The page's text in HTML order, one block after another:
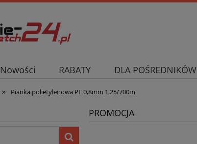
Nowości RABATY DLA POŚREDNIKÓW
» Pianka polietylenowa PE 0,8mm 1,25/700m
PROMOCJA